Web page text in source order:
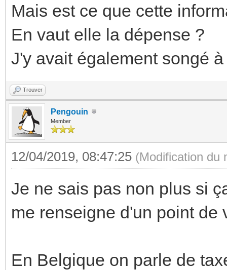
Mais est ce que cette
En vaut elle la dépense ?
J'y avait également songé
Trouver
Pengouin
Member
12/04/2019, 08:47:25 (Modification du
Je ne sais pas non plus si
me renseigne d'un point de
En Belgique on parle de